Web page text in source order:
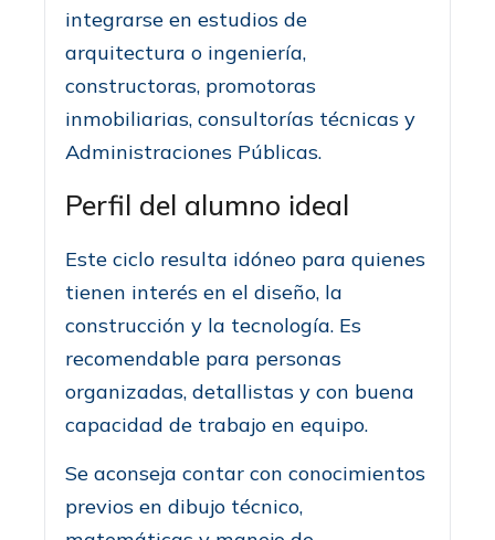
integrarse en estudios de
arquitectura o ingeniería,
constructoras, promotoras
inmobiliarias, consultorías técnicas y
Administraciones Públicas.
Perfil del alumno ideal
Este ciclo resulta idóneo para quienes
tienen interés en el diseño, la
construcción y la tecnología. Es
recomendable para personas
organizadas, detallistas y con buena
capacidad de trabajo en equipo.
Se aconseja contar con conocimientos
previos en dibujo técnico,